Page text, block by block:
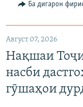
Ба дигарон
Август 07, 2026
Нақшаи
насби
гӯшаҳои